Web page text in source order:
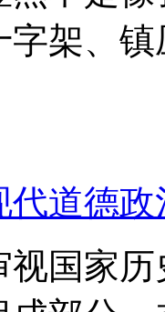
架、
代道德政
国家